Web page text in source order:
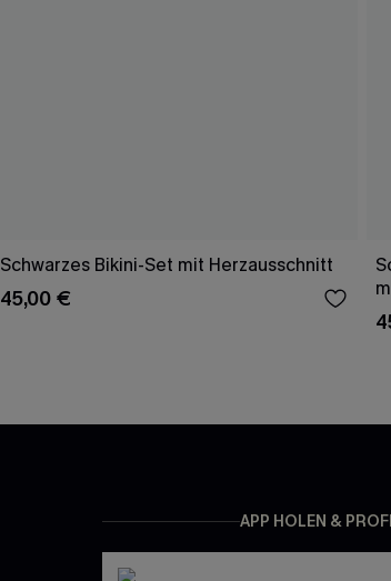
Schwarzes Bikini-Set mit Herzausschnitt
45,00 €
APP HOLEN &